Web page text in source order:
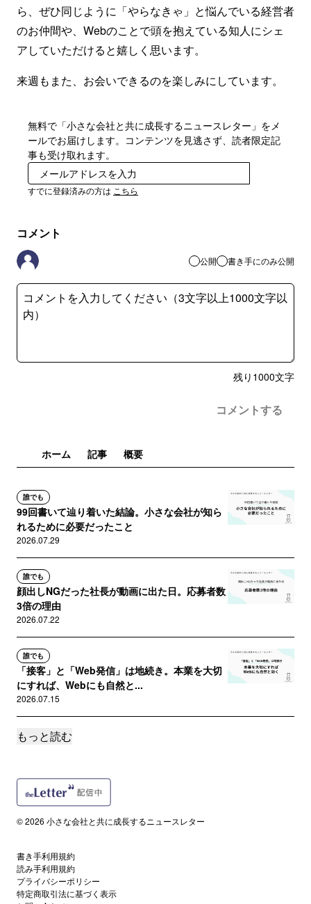
ら、ぜひ同じように「やらなきゃ」と悩んでいる経営者
のお仲間や、Webのことで頭を抱えている知人にシェ
アしていただけると嬉しく思います。
来週もまた、お会いできるのを楽しみにしています。
無料で「小さな会社と共に成長するニュースレター」をメ
ールでお届けします。コンテンツを見逃さず、読者限定記
事も受け取れます。
すでに登録済みの方は こちら
コメント
公開 書き手にのみ公開
残り 1000文字
コメントする
ホーム 記事 概要
誰でも
99回書いて辿り着いた結論。小さな会社が知ら
れるために必要だったこと
2026.07.29
誰でも
顔出しNGだった社長が動画に出た日。応募者数
3倍の理由
2026.07.22
誰でも
「接客」と「Web発信」は地続き。本業を大切
にすれば、Webにも自然と...
2026.07.15
誰でも
2026.07.08
トップダウンの会社で発信が続かない理由。
2026.07.01
サポートメンバー限定
もっと読む
© 2026 小さな会社と共に成長するニュースレター
書き手利用規約
読み手利用規約
プライバシーポリシー
特定商取引法に基づく表示